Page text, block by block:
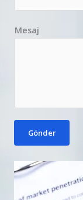
Mesaj
Gönder